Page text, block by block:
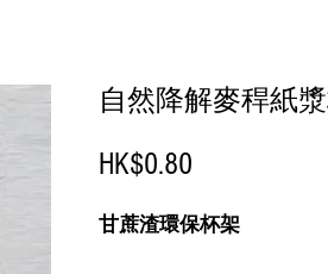
自然降解麥稈紙
HK$0.80
格
甘蔗渣環保杯架